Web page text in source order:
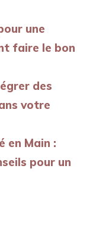
une
faire le bon
des
votre
en Main :
pour un